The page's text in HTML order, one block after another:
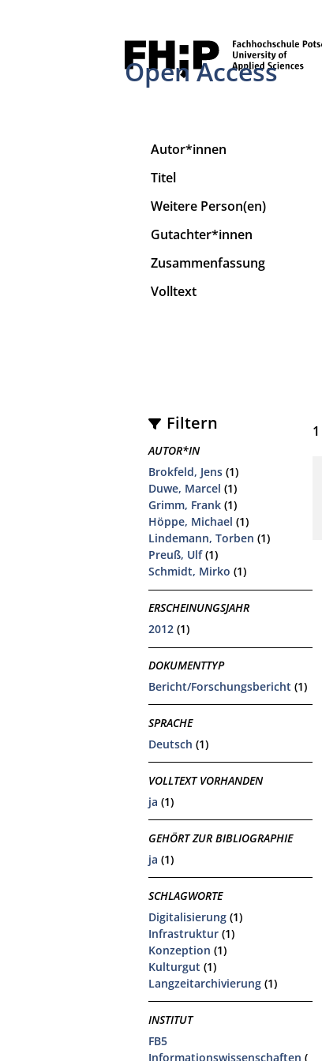
Open Access
Autor*innen
Titel
Weitere Person(en)
Gutachter*innen
Zusammenfassung
Volltext
Filtern
AUTOR*IN
Brokfeld, Jens (1)
Duwe, Marcel (1)
Grimm, Frank (1)
Höppe, Michael (1)
Lindemann, Torben (1)
Preuß, Ulf(1)
Schmidt, Mirko (1)
ERSCHEINUNGSJAHR
2012 (1)
DOKUMENTTYP
Bericht/Forschungsbericht (1)
SPRACHE
Deutsch (1)
VOLLTEXT VORHANDEN
ja (1)
GEHÖRT ZUR BIBLIOGRAPHIE
ja (1)
SCHLAGWORTE
Digitalisierung (1)
Infrastruktur (1)
Konzeption (1)
Kulturgut (1)
Langzeitarchivierung (1)
INSTITUT
FB5
Informationswissenschaften (
1